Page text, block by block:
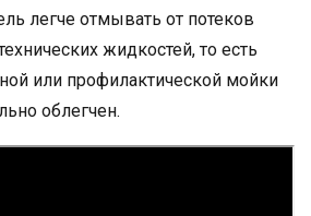
легче отмывать от потеков
жидкостей, то есть
или профилактической мойки
облегчен.